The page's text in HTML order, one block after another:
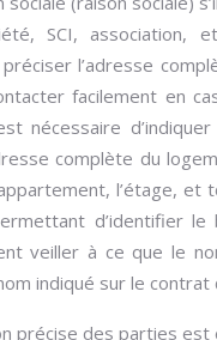
SCI, association,
l’adresse
facilement en
nécessaire
complète du
l’étage, et
d’identifier le
veiller à ce que le
indiqué sur le contrat
précise des parties